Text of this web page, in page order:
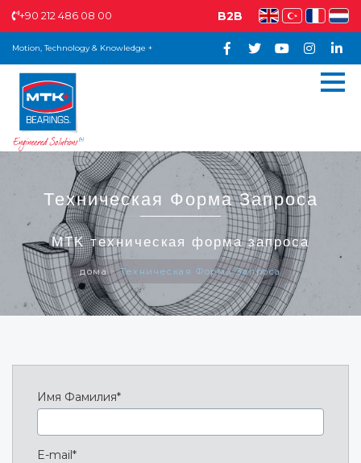
+90 212 486 08 00 B2B
Motion, Technology & Knowledge +
Техническая Форма Запроса
MTK техническая форма запроса
дома Техническая Форма Запроса
Имя Фамилия*
E-mail*